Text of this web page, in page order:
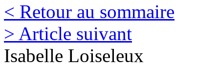
< Retour au sommaire
> Article suivant
Isabelle Loiseleux